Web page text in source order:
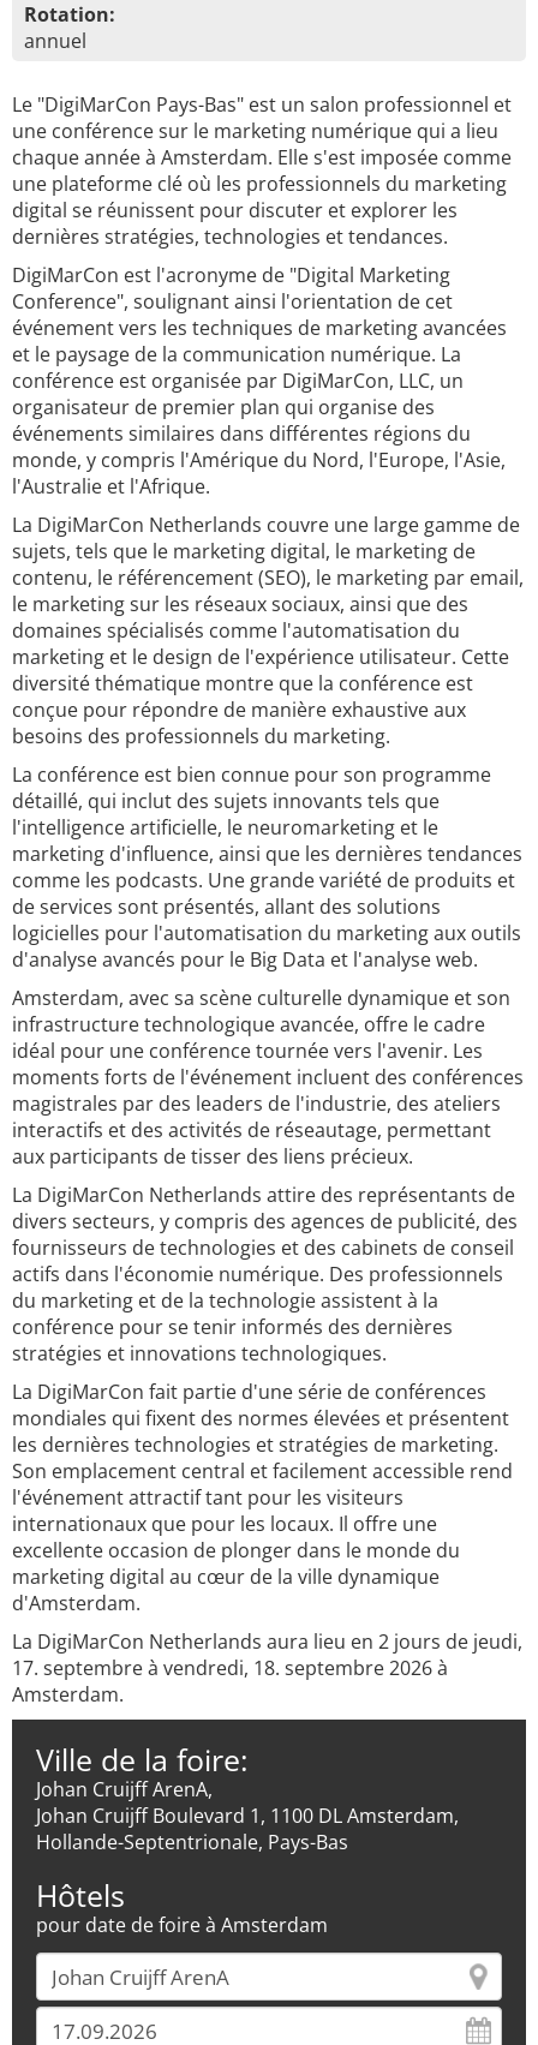
Rotation:
annuel
Le "DigiMarCon Pays-Bas" est un salon professionnel et
une conférence sur le marketing numérique qui a lieu
chaque année à Amsterdam. Elle s'est imposée comme
une plateforme clé où les professionnels du marketing
digital se réunissent pour discuter et explorer les
dernières stratégies, technologies et tendances.
DigiMarCon est l'acronyme de "Digital Marketing
Conference", soulignant ainsi l'orientation de cet
événement vers les techniques de marketing avancées
et le paysage de la communication numérique. La
conférence est organisée par DigiMarCon, LLC, un
organisateur de premier plan qui organise des
événements similaires dans différentes régions du
monde, y compris l'Amérique du Nord, l'Europe, l'Asie,
l'Australie et l'Afrique.
La DigiMarCon Netherlands couvre une large gamme de
sujets, tels que le marketing digital, le marketing de
contenu, le référencement (SEO), le marketing par email,
le marketing sur les réseaux sociaux, ainsi que des
domaines spécialisés comme l'automatisation du
marketing et le design de l'expérience utilisateur. Cette
diversité thématique montre que la conférence est
conçue pour répondre de manière exhaustive aux
besoins des professionnels du marketing.
La conférence est bien connue pour son programme
détaillé, qui inclut des sujets innovants tels que
l'intelligence artificielle, le neuromarketing et le
marketing d'influence, ainsi que les dernières tendances
comme les podcasts. Une grande variété de produits et
de services sont présentés, allant des solutions
logicielles pour l'automatisation du marketing aux outils
d'analyse avancés pour le Big Data et l'analyse web.
Amsterdam, avec sa scène culturelle dynamique et son
infrastructure technologique avancée, offre le cadre
idéal pour une conférence tournée vers l'avenir. Les
moments forts de l'événement incluent des conférences
magistrales par des leaders de l'industrie, des ateliers
interactifs et des activités de réseautage, permettant
aux participants de tisser des liens précieux.
La DigiMarCon Netherlands attire des représentants de
divers secteurs, y compris des agences de publicité, des
fournisseurs de technologies et des cabinets de conseil
actifs dans l'économie numérique. Des professionnels
du marketing et de la technologie assistent à la
conférence pour se tenir informés des dernières
stratégies et innovations technologiques.
La DigiMarCon fait partie d'une série de conférences
mondiales qui fixent des normes élevées et présentent
les dernières technologies et stratégies de marketing.
Son emplacement central et facilement accessible rend
l'événement attractif tant pour les visiteurs
internationaux que pour les locaux. Il offre une
excellente occasion de plonger dans le monde du
marketing digital au cœur de la ville dynamique
d'Amsterdam.
La DigiMarCon Netherlands aura lieu en 2 jours de jeudi,
17. septembre à vendredi, 18. septembre 2026 à
Amsterdam.
Ville de la foire:
Johan Cruijff ArenA,
Johan Cruijff Boulevard 1, 1100 DL Amsterdam,
Hollande-Septentrionale, Pays-Bas
Hôtels
pour date de foire à Amsterdam